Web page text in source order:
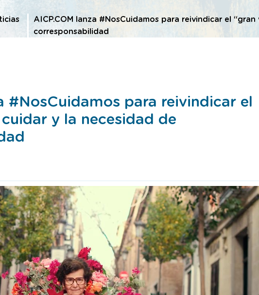
AICP.COM lanza #NosCuidamos para reivindicar el
corresponsabilidad
#NosCuidamos para reivindicar el
y la necesidad de